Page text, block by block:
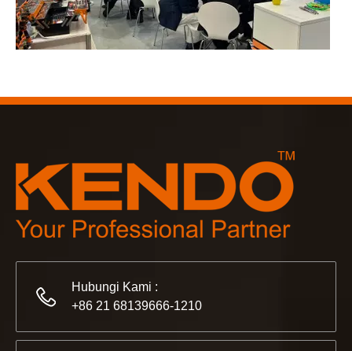
2023-03-02
Hubungi Kami :
+86 21 68139666-1210